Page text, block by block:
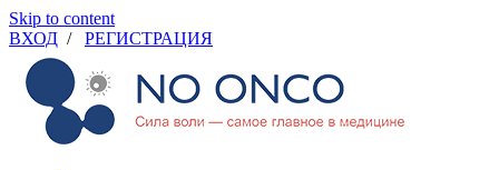
Skip to content
ВХОД / РЕГИСТРАЦИЯ